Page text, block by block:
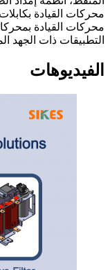
محركات القيادة
محركات القيادة
التطبيقات ذات الجهد
الفيديوهات